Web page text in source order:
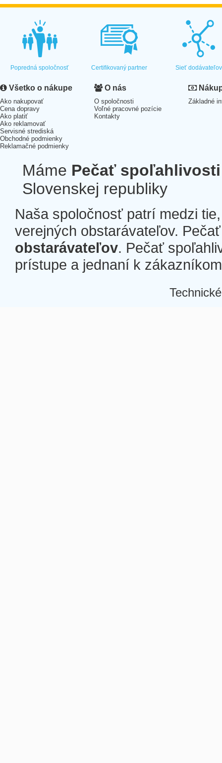
Popredná spoločnosť Certifikovaný partner Sieť dodávateľov
Všetko o nákupe
Ako nakupovať
Cena dopravy
Ako platiť
Ako reklamovať
Servisné strediská
Obchodné podmienky
Reklamačné podmienky
O nás
O spoločnosti
Voľné pracovné pozície
Kontakty
Základné
Máme Pečať spoľahlivosti
Slovenskej republiky
Naša spoločnosť patrí medzi
verejných obstarávateľov.
obstarávateľov. Pečať
prístupe a jednaní k